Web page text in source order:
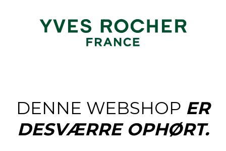
DENNE WEBSHOP ER
DESVÆRRE OPHØRT.